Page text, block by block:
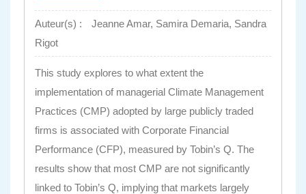
Auteur(s) :
Jeanne Amar, Samira Demaria, Sandra
Rigot
This study explores to what extent the
implementation of managerial Climate Management
Practices (CMP) adopted by large publicly traded
firms is associated with Corporate Financial
Performance (CFP), measured by Tobin’s Q. The
results show that most CMP are not significantly
linked to Tobin’s Q, implying that markets largely